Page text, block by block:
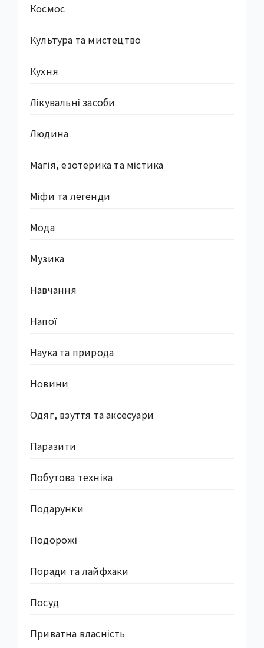
Космос
Культура та мистецтво
Кухня
Лікувальні засоби
Людина
Магія, езотерика та містика
Міфи та легенди
Мода
Музика
Навчання
Напої
Наука та природа
Новини
Одяг, взуття та аксесуари
Паразити
Побутова техніка
Подарунки
Подорожі
Поради та лайфхаки
Посуд
Приватна власність